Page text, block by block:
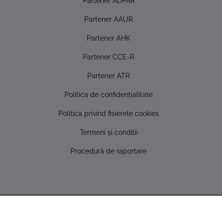
Partener AAUR
Partener AHK
Partener CCE-R
Partener ATR
Politica de confidențialitate
Politica privind fisierele cookies
Termeni și condiții
Procedură de raportare